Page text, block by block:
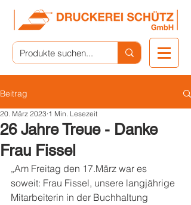
Beitrag
26 Jahre Treue - Danke
Frau Fissel
20. März 2023 1 Min. Lesezeit
„Am Freitag den 17.März war es
soweit: Frau Fissel, unsere langjährige
Mitarbeiterin in der Buchhaltung